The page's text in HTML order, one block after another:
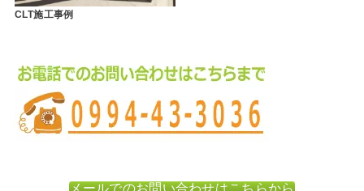
CLT施工事例